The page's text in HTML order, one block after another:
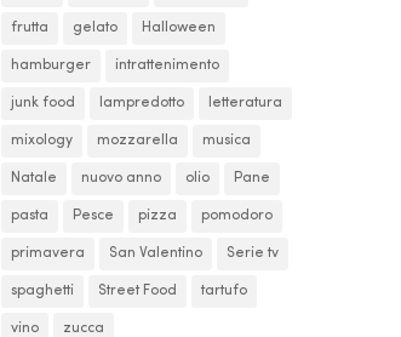
frutta gelato Halloween
hamburger intrattenimento
junk food lampredotto letteratura
mixology mozzarella musica
Natale nuovo anno olio Pane
pasta Pesce pizza pomodoro
primavera San Valentino Serie tv
spaghetti Street Food tartufo
vino zucca